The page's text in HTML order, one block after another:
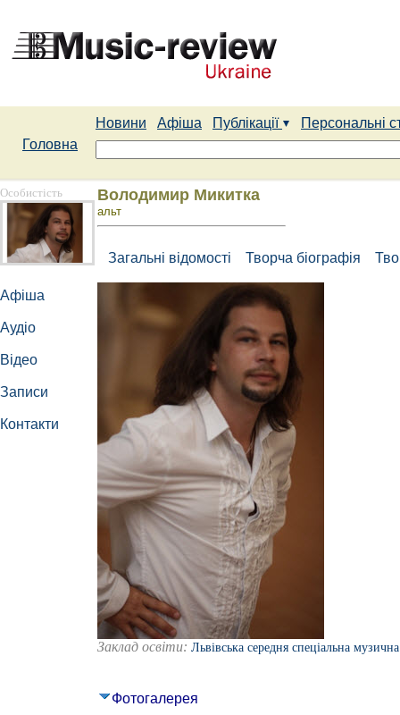
Новини Афіша Публікації
Персональні
Головна
Особистість
Афіша
Аудіо
Відео
Записи
Контакти
Володимир Микитка
альт
Загальні відомості Творча біографія
Заклад освіти: Львівська середня спеціальна
Фотогалерея